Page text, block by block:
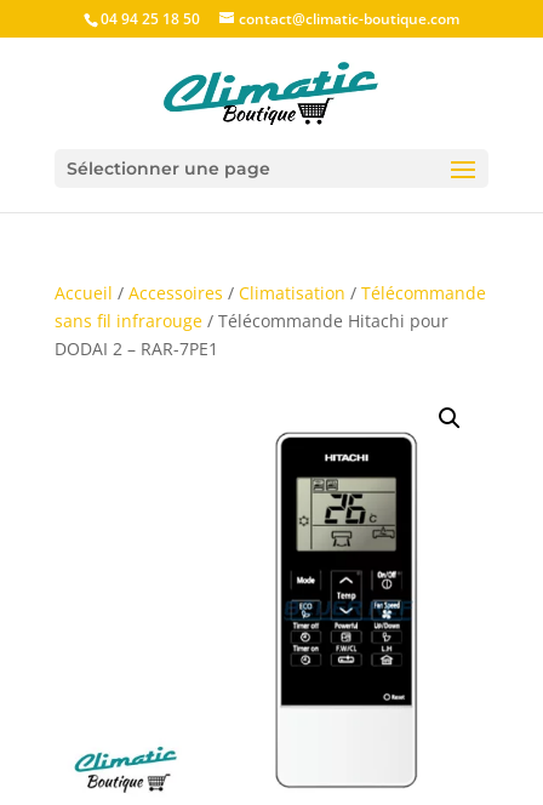
04 94 25 18 50 contact@climatic-boutique.com
Sélectionner une page
Accueil / Accessoires / Climatisation / Télécommande
sans fil infrarouge/ Télécommande Hitachi pour
DODAI 2 – RAR-7PE1